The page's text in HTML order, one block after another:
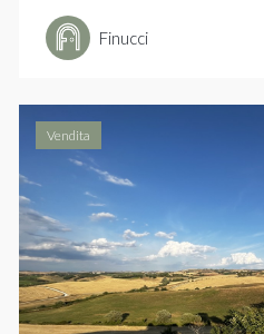
Finucci
Vendita